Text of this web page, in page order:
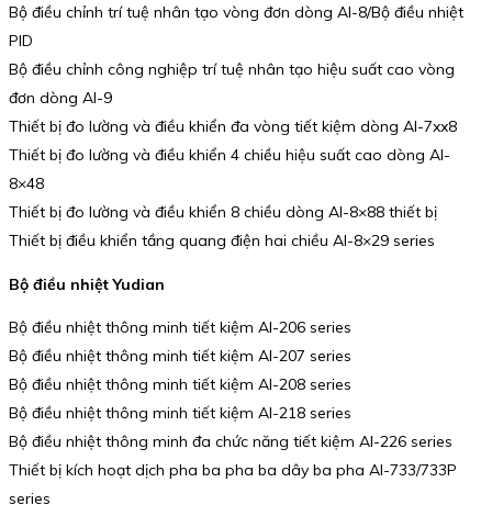
Bộ điều chỉnh trí tuệ nhân tạo vòng đơn dòng AI-8/Bộ điều nhiệt
PID
Bộ điều chỉnh công nghiệp trí tuệ nhân tạo hiệu suất cao vòng
đơn dòng AI-9
Thiết bị đo lường và điều khiển đa vòng tiết kiệm dòng AI-7xx8
Thiết bị đo lường và điều khiển 4 chiều hiệu suất cao dòng AI-
8×48
Thiết bị đo lường và điều khiển 8 chiều dòng AI-8×88 thiết bị
Thiết bị điều khiển tầng quang điện hai chiều AI-8×29 series
Bộ điều nhiệt Yudian
Bộ điều nhiệt thông minh tiết kiệm AI-206 series
Bộ điều nhiệt thông minh tiết kiệm AI-207 series
Bộ điều nhiệt thông minh tiết kiệm AI-208 series
Bộ điều nhiệt thông minh tiết kiệm AI-218 series
Bộ điều nhiệt thông minh đa chức năng tiết kiệm AI-226 series
Thiết bị kích hoạt dịch pha ba pha ba dây ba pha AI-733/733P
series